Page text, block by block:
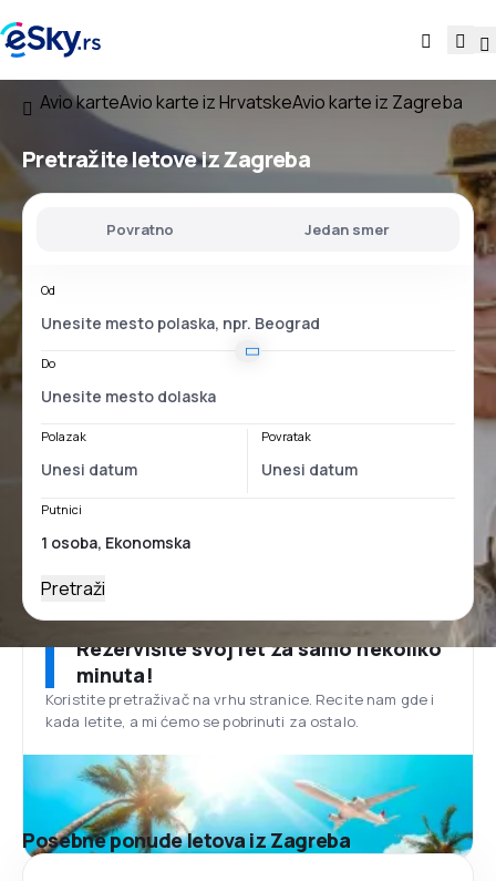
Avio karteAvio karte iz HrvatskeAvio karte iz Zagreba
Pretražite letoveiz Zagreba
Povratno Jedan smer
Od
Do
Polazak Povratak
Putnici
Pretraži
Rezervišite svoj let za samo nekoliko
minuta!
Koristite pretraživač na vrhu stranice. Recite nam gde i
kada letite, a mi ćemo se pobrinuti za ostalo.
Posebne ponude letova iz Zagreba